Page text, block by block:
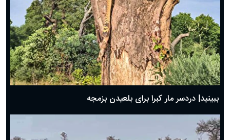
ببینید| دردسر مار کبرا برای بلعیدن بزمجه